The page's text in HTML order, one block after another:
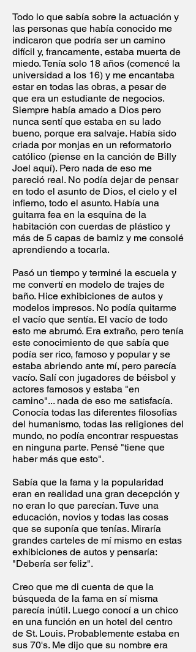
Todo lo que sabía sobre la actuación y
las personas que había conocido me
indicaron que podría ser un camino
difícil y, francamente, estaba muerta de
miedo. Tenía solo 18 años (comencé la
universidad a los 16) y me encantaba
estar en todas las obras, a pesar de
que era un estudiante de negocios.
Siempre había amado a Dios pero
nunca sentí que estaba en su lado
bueno, porque era salvaje. Había sido
criada por monjas en un reformatorio
católico (piense en la canción de Billy
Joel aquí). Pero nada de eso me
pareció real. No podía dejar de pensar
en todo el asunto de Dios, el cielo y el
infierno, todo el asunto. Había una
guitarra fea en la esquina de la
habitación con cuerdas de plástico y
más de 5 capas de barniz y me consolé
aprendiendo a tocarla.
Pasó un tiempo y terminé la escuela y
me convertí en modelo de trajes de
baño. Hice exhibiciones de autos y
modelos impresos. No podía quitarme
el vacío que sentía. El vacío de todo
esto me abrumó. Era extraño, pero tenía
este conocimiento de que sabía que
podía ser rico, famoso y popular y se
estaba abriendo ante mí, pero parecía
vacío. Salí con jugadores de béisbol y
actores famosos y estaba "en
camino"... nada de eso me satisfacía.
Conocía todas las diferentes filosofías
del humanismo, todas las religiones del
mundo, no podía encontrar respuestas
en ninguna parte. Pensé "tiene que
haber más que esto".
Sabía que la fama y la popularidad
eran en realidad una gran decepción y
no eran lo que parecían. Tuve una
educación, novios y todas las cosas
que se suponía que tenías. Miraría
grandes carteles de mí mismo en estas
exhibiciones de autos y pensaría:
"Debería ser feliz".
Creo que me di cuenta de que la
búsqueda de la fama en sí misma
parecía inútil. Luego conocí a un chico
en una función en un hotel del centro
de St. Louis. Probablemente estaba en
sus 70's. Me dijo que su nombre era